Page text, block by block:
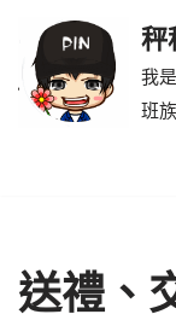
Skip
to
秤
我
班族
送禮、